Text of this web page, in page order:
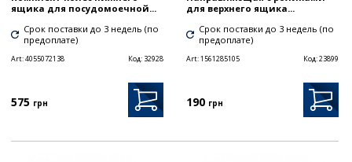
ящика для посудомоечной...
Срок поставки до 3 недель (по
предоплате)
Art:4055072138 Код: 32928
575 грн
для верхнего ящика...
Срок поставки до 3 недель (по
предоплате)
Art:1561285105 Код:23899
190 грн